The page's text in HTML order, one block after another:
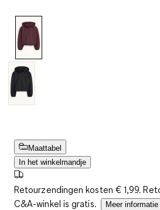
Maattabel
In het winkelmandje
Retourzendingen kosten € 1,99.
C&A-winkel is gratis.
Meer informatie